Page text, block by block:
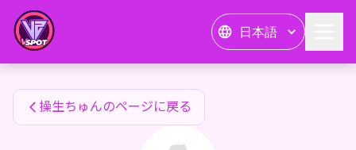
日本語
操生ちゅんのファンアイテム
操生ちゅんのページに戻る
操生ちゅんのファンアイテム — 24karat